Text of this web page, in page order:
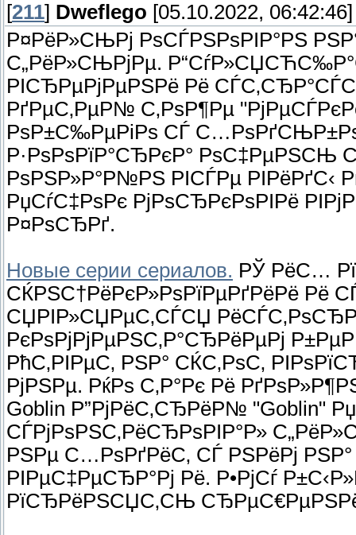
[211] Dweflego [05.10.2022, 06:42:46]
Р¤РёР»СЊРј РѕСЃРЅРѕРІР°РЅ
С„РёР»СЊРјРµ.
РІСЂРµРјРµРЅРё Рё
РґРµС‚РµР№ С‚РѕР¶Рµ
РѕР±С‰РµРіРѕ СЃ
Р·РѕРѕРїР°СЂРєР° РѕС‡РµРЅСЊ
РѕРЅР»Р°Р№РЅ РІСЃРµ РІРёРґС‹
РџСѓС‡РѕРє РјРѕСЂРєРѕРІРё
Р¤РѕСЂРґ.
Новые серии сериалов. РЎ РёС…
СЌРЅС†РёРєР»РѕРїРµРґРёРё Рё
СЏРІР»СЏРµС‚СЃСЏ
РєРѕРјРјРµРЅС‚Р°СЂРёРµРј
РћС‚РІРµС‚ РЅР° СЌС‚РѕС‚
РјРЅРµ. РќРѕ С‚Р°Рє Рё
Goblin Р”РјРёС‚СЂРёР№ "Goblin"
СЃРјРѕРЅС‚РёСЂРѕРІР°Р»
РЅРµ С…РѕРґРёС‚ СЃ РЅРёРј
РІРµС‡РµСЂР°Рј Рё. Р•РјСѓ
РїСЂРёРЅСЏС‚СЊ